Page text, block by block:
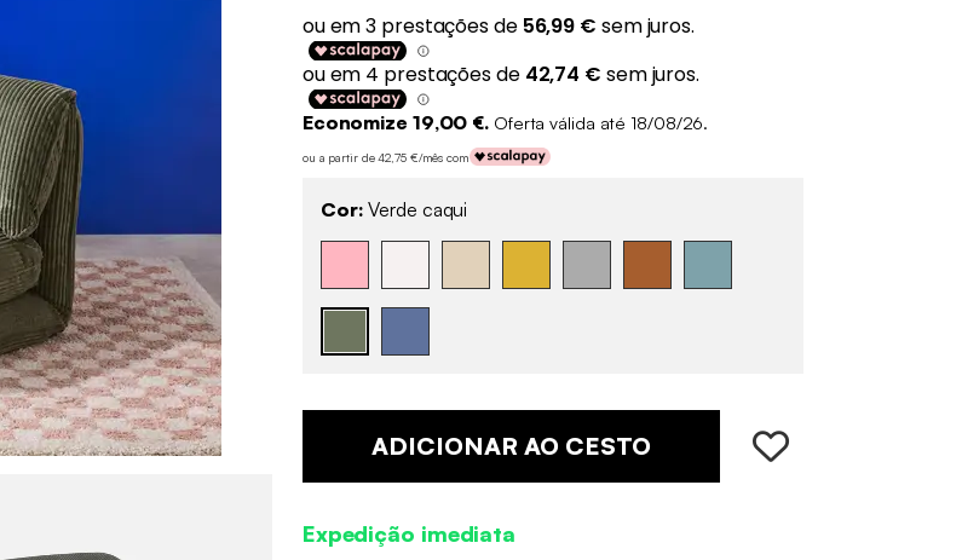
Economize 19,00 €. Oferta válida até 18/08/26.
ou a partir de 42,75 €/mês com
Cor: Verde caqui
ADICIONAR AO CESTO
Expedição imediata